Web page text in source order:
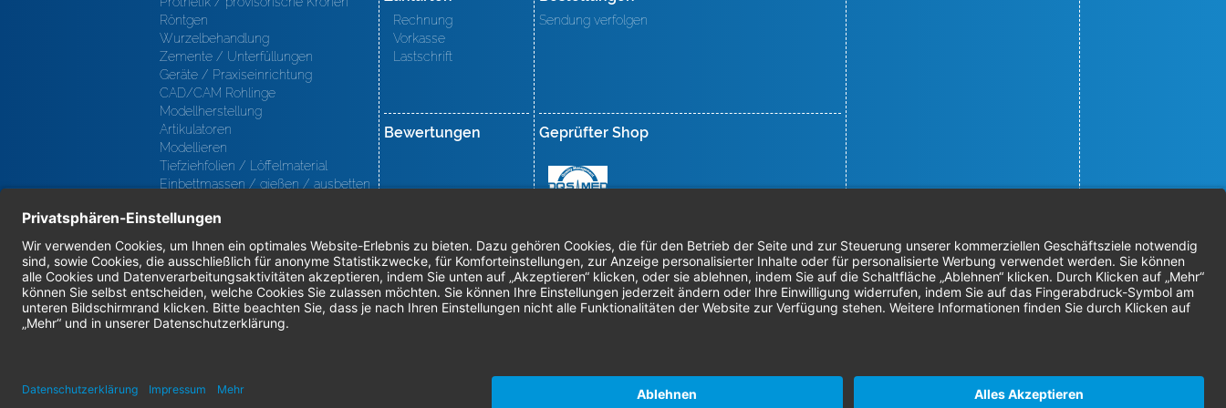
Röntgen
Wurzelbehandlung
Zemente / Unterfüllungen
Geräte / Praxiseinrichtung
CAD/CAM Rohlinge
Modellherstellung
Artikulatoren
Modellieren
Tiefziehfolien / Löffelmaterial
Einbettmassen / gießen / ausbetten
Oberfl ächenbearbeitung
Keramik
Verblendmaterialien
Instrumente
Kieferorthopädie / Klammerdrähte
Verschiedenes (Labor)
Rechnung
Vorkasse
Lastschrift
Bewertungen
Sendung verfolgen
Geprüfter Shop
© 2026 Nordenta Handelsgesellschaft